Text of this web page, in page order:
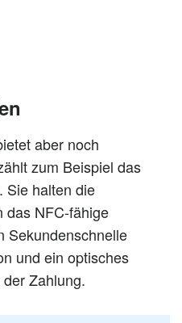
aber noch
zum Beispiel das
Sie halten die
das NFC-fähige
Sekundenschnelle
und ein optisches
Zahlung.